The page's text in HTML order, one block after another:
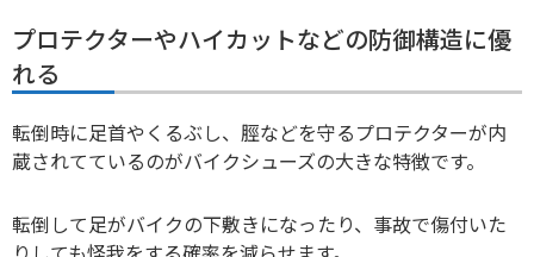
プロテクターやハイカットなどの防御構造に優
れる
転倒時に足首やくるぶし、脛などを守るプロテクターが内
蔵されてているのがバイクシューズの大きな特徴です。
転倒して足がバイクの下敷きになったり、事故で傷付いた